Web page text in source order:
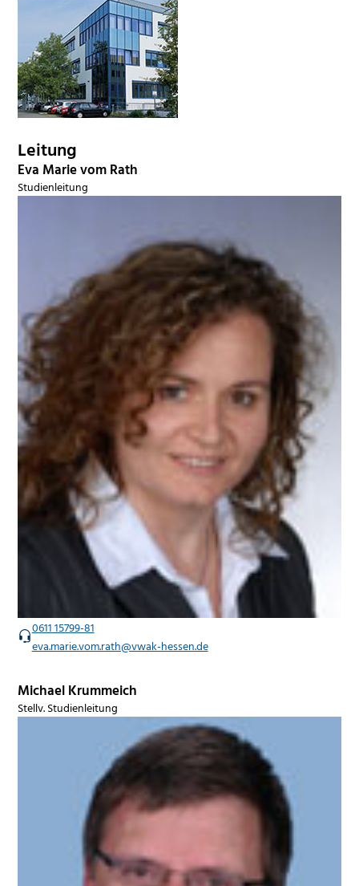
Leitung
Eva Marie vom Rath
Studienleitung
0611 15799-81
eva.marie.vom.rath@vwak-hessen.de
Michael Krummeich
Stellv. Studienleitung